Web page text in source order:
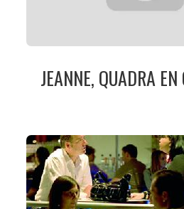
JEANNE, QUADRA